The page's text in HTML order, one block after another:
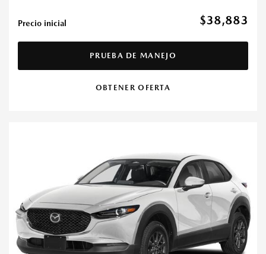
Precio inicial $38,883
PRUEBA DE MANEJO
OBTENER OFERTA